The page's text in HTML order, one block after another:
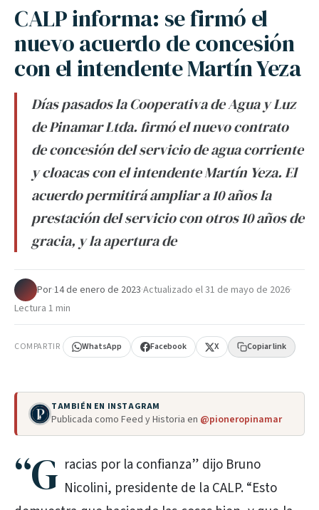
CALP informa: se firmó el
nuevo acuerdo de concesión
con el intendente Martín Yeza
Días pasados la Cooperativa de Agua y Luz
de Pinamar Ltda. firmó el nuevo contrato
de concesión del servicio de agua corriente
y cloacas con el intendente Martín Yeza. El
acuerdo permitirá ampliar a 10 años la
prestación del servicio con otros 10 años de
gracia, y la apertura de
Por·14 de enero de 2023·Actualizado el31 de mayo de 2026·
Lectura 1 min
COMPARTIR WhatsApp Facebook X Copiar link
TAMBIÉN EN INSTAGRAM
Publicada como Feed y Historia en @pioneropinamar
“G racias por la confianza” dijo Bruno
Nicolini, presidente de la CALP. “Esto